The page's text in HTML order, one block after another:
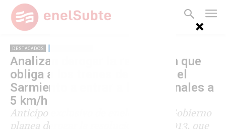
DESTACADOS
Analizan derogar la resolución que
obliga a los trenes del Mitre y el
Sarmiento a entrar a las terminales a
5 km/h
Anticipo exclusivo de enelSubte: el Gobierno
planea derogar la resolución 1243/2013, que